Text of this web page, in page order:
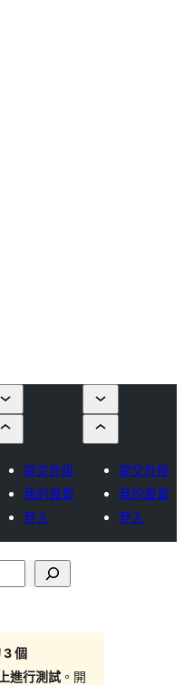
提交外掛
我的最愛
登入
提交外掛
我的最愛
登入
3 個
進行測試 。開